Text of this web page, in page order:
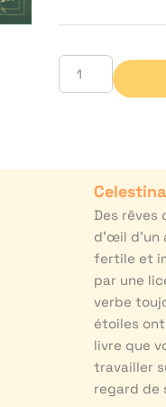
Des rêves
d’œil
fertile et
par une
verbe
étoiles
livre que
travailler
regard de